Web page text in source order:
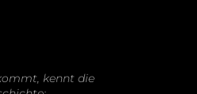
kennt die